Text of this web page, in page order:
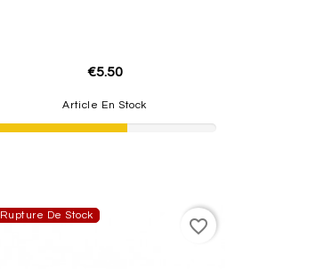
€5.50
Article En Stock
Rupture De Stock
favorite_border